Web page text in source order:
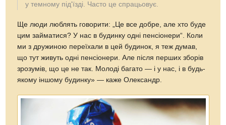
у темному під'їзді. Часто це спрацьовує.
Ще люди люблять говорити: „Це все добре, але хто буде
цим займатися? У нас в будинку одні пенсіонери“. Коли
ми з дружиною переїхали в цей будинок, я теж думав,
що тут живуть одні пенсіонери. Але після перших зборів
зрозумів, що це не так. Молоді багато — і у нас, і в будь-
якому іншому будинку» — каже Олександр.